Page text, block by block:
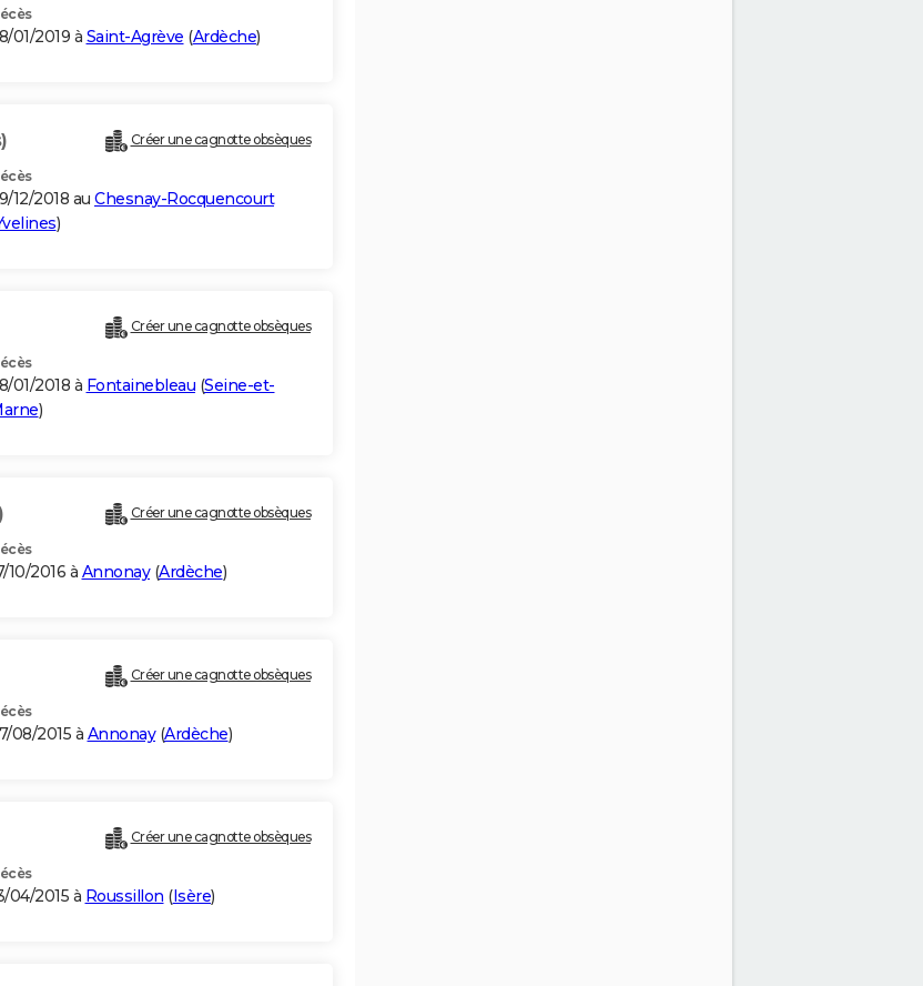
01/2019 à Saint-Agrève (Ardèche)
Créer une cagnotte obsèques
12/2018 au Chesnay-Rocquencourt
)
Créer une cagnotte obsèques
01/2018 à Fontainebleau (Seine-et-
)
Créer une cagnotte obsèques
10/2016 à Annonay(Ardèche)
Créer une cagnotte obsèques
08/2015 à Annonay(Ardèche)
Créer une cagnotte obsèques
04/2015 à Roussillon (Isère)